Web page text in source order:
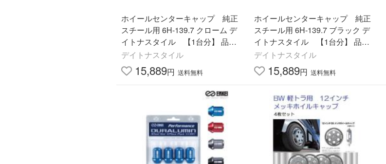
ホイールセンターキャップ 純正
スチール用 6H-139.7 クローム デ
イトナスタイル 【1台分】 品番 :
DB503C ハイエース・キャラバ
ン・4X4等
デイトナスタイル
15,889円 送料無料
ホイールセンターキャップ 純正
スチール用 6H-139.7 ブラック デ
イトナスタイル 【1台分】 品番 :
DB503B ハイエース・キャラバ
ン・4X4等
デイトナスタイル
15,889円 送料無料